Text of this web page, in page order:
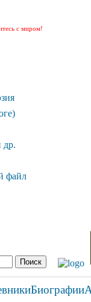
с миром!
др.
файл
Биографии